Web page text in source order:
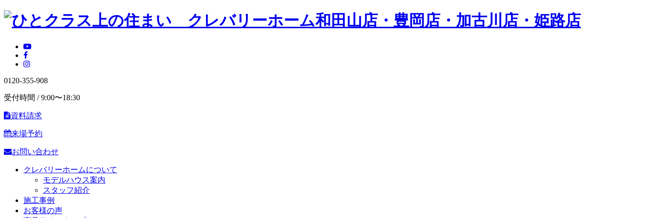
0120-355-908
受付時間 / 9:00〜18:30
資料請求
来場予約
お問い合わせ
クレバリーホームについて
モデルハウス案内
スタッフ紹介
施工事例
お客様の声